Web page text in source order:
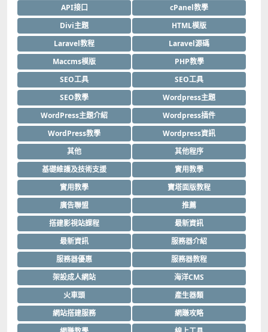
API接口
cPanel教學
Divi主題
HTML模版
Laravel教程
Laravel源碼
Maccms模版
PHP教學
SEO工具
SEO工具
SEO教學
Wordpress主題
WordPress主題介紹
Wordpress插件
WordPress教學
Wordpress資訊
其他
其他程序
基礎維護及技術支援
實用教學
實用教學
寶塔面版教程
廣告聯盟
推薦
搭建影視站課程
最新資訊
最新資訊
服務器介紹
服務器優惠
服務器教程
架設成人網站
海洋CMS
火車頭
產生器類
網站搭建服務
網賺攻略